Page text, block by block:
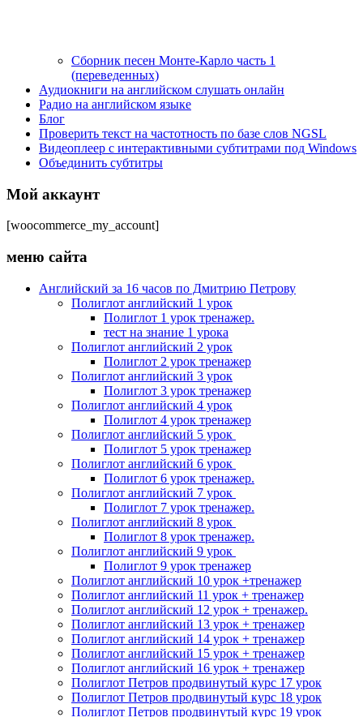
Сборник песен Монте-Карло часть 1
(переведенных)
Аудиокниги на английском слушать онлайн
Радио на английском языке
Блог
Проверить текст на частотность по базе слов NGSL
Видеоплеер с интерактивными субтитрами под Windows
Объединить субтитры
Мой аккаунт
[woocommerce_my_account]
меню сайта
Английский за 16 часов по Дмитрию Петрову
Полиглот английский 1 урок
Полиглот 1 урок тренажер.
тест на знание 1 урока
Полиглот английский 2 урок
Полиглот 2 урок тренажер
Полиглот английский 3 урок
Полиглот 3 урок тренажер
Полиглот английский 4 урок
Полиглот 4 урок тренажер
Полиглот английский 5 урок
Полиглот 5 урок тренажер
Полиглот английский 6 урок
Полиглот 6 урок тренажер.
Полиглот английский 7 урок
Полиглот 7 урок тренажер.
Полиглот английский 8 урок
Полиглот 8 урок тренажер.
Полиглот английский 9 урок
Полиглот 9 урок тренажер
Полиглот английский 10 урок +тренажер
Полиглот английский 11 урок + тренажер
Полиглот английский 12 урок + тренажер.
Полиглот английский 13 урок + тренажер
Полиглот английский 14 урок + тренажер
Полиглот английский 15 урок + тренажер
Полиглот английский 16 урок + тренажер
Полиглот Петров продвинутый курс 17 урок
Полиглот Петров продвинутый курс 18 урок
Полиглот Петров продвинутый курс 19 урок